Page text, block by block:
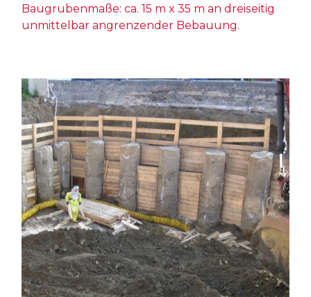
Baugrubenmaße: ca. 15 m x 35 m an dreiseitig
unmittelbar angrenzender Bebauung.